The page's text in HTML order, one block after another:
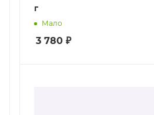
г
Мало
3 780 ₽